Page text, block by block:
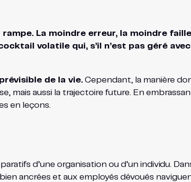
La moindre erreur, la moindre
volatile qui, s’il n’est pas géré
de la vie.Cependant, la manière
mais aussi la trajectoire future. En
en leçons.
d’une organisation ou d’un individu.
ancrées et aux employés dévoués